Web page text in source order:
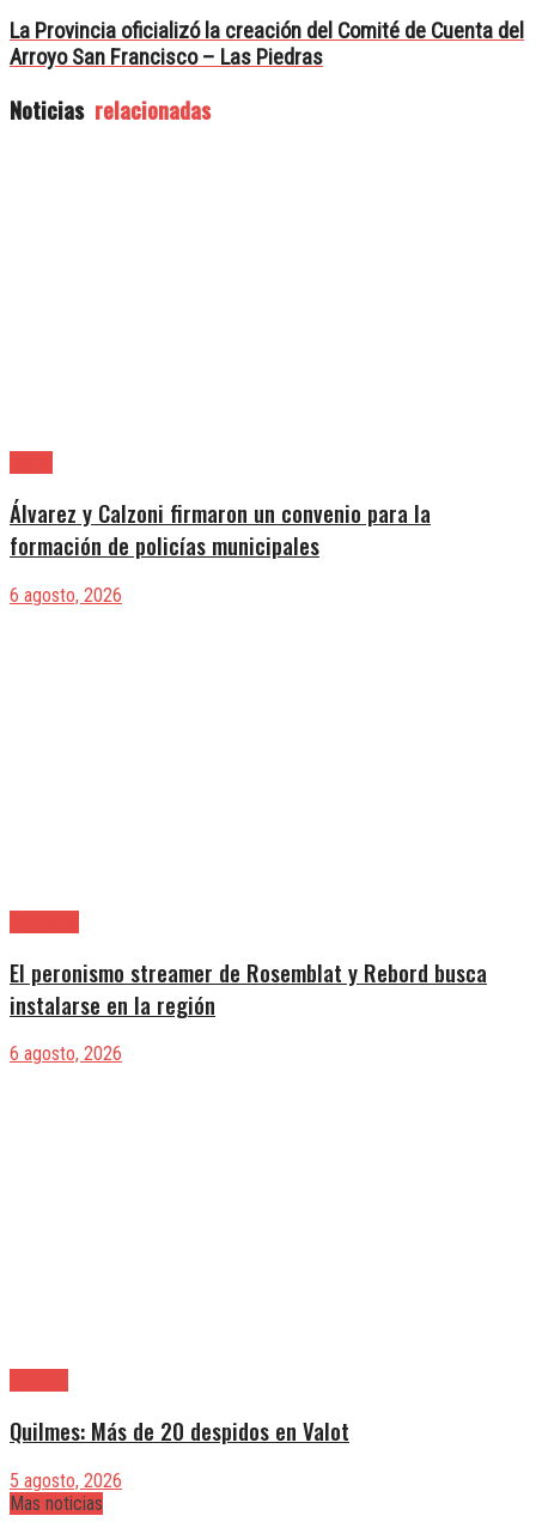
La Provincia oficializó la creación del Comité de Cuenta del
Arroyo San Francisco – Las Piedras
Noticias relacionadas
Álvarez y Calzoni firmaron un convenio para la
formación de policías municipales
6 agosto, 2026
El peronismo streamer de Rosemblat y Rebord busca
instalarse en la región
6 agosto, 2026
Quilmes: Más de 20 despidos en Valot
5 agosto, 2026
Mas noticias